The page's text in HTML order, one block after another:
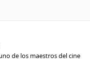
de los maestros del cine